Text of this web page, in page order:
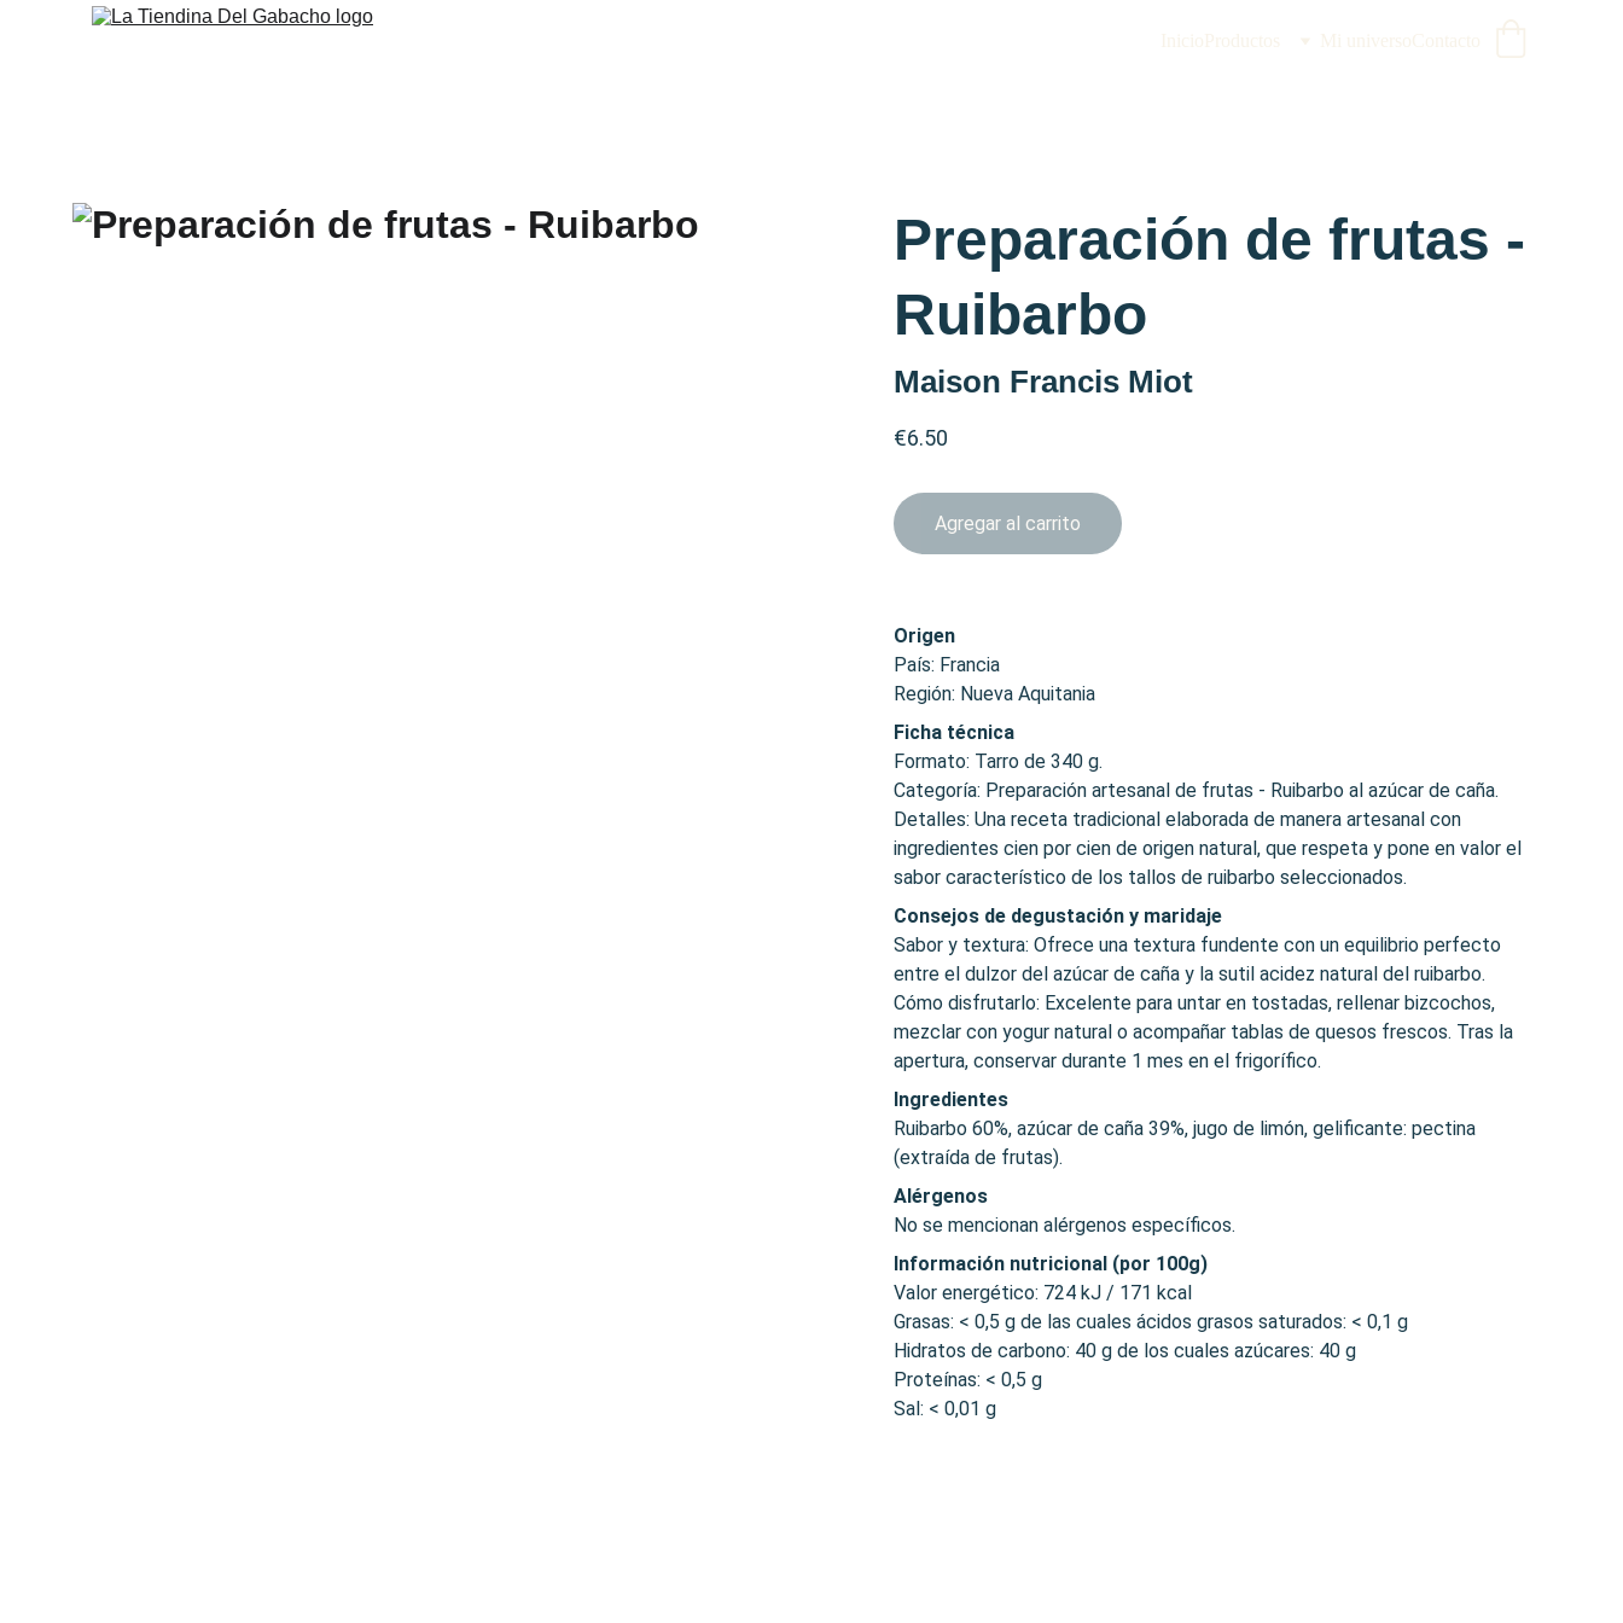
Preparación de frutas -
Ruibarbo
Maison Francis Miot
€6.50
Agregar al carrito
Origen
País: Francia
Región: Nueva Aquitania
Ficha técnica
Formato: Tarro de 340 g.
Categoría: Preparación artesanal de frutas - Ruibarbo al azúcar de caña.
Detalles: Una receta tradicional elaborada de manera artesanal con
ingredientes cien por cien de origen natural, que respeta y pone en valor el
sabor característico de los tallos de ruibarbo seleccionados.
Consejos de degustación y maridaje
Sabor y textura: Ofrece una textura fundente con un equilibrio perfecto
entre el dulzor del azúcar de caña y la sutil acidez natural del ruibarbo.
Cómo disfrutarlo: Excelente para untar en tostadas, rellenar bizcochos,
mezclar con yogur natural o acompañar tablas de quesos frescos. Tras la
apertura, conservar durante 1 mes en el frigorífico.
Ingredientes
Ruibarbo 60%, azúcar de caña 39%, jugo de limón, gelificante: pectina
(extraída de frutas).
Alérgenos
No se mencionan alérgenos específicos.
Información nutricional (por 100g)
Valor energético: 724 kJ / 171 kcal
Grasas: < 0,5 g de las cuales ácidos grasos saturados: < 0,1 g
Hidratos de carbono: 40 g de los cuales azúcares: 40 g
Proteínas: < 0,5 g
Sal: < 0,01 g